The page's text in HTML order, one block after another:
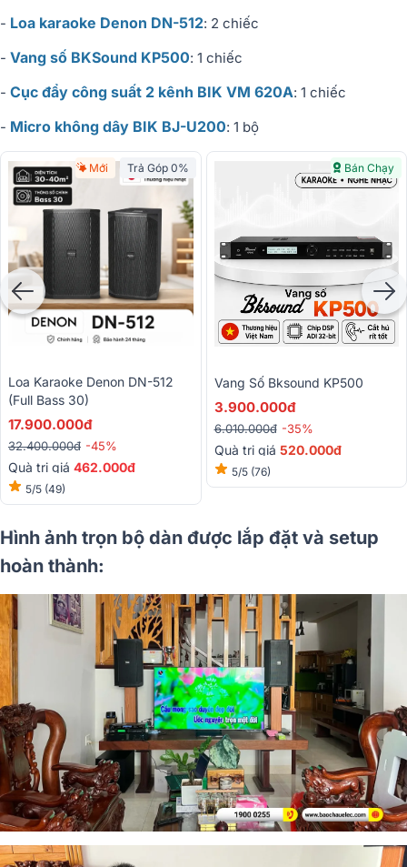
- Loa karaoke Denon DN-512: 2 chiếc
- Vang số BKSound KP500: 1 chiếc
- Cục đẩy công suất 2 kênh BIK VM 620A: 1 chiếc
- Micro không dây BIK BJ-U200: 1 bộ
Mới Trả Góp 0%
Loa Karaoke Denon DN-512
(Full Bass 30)
17.900.000đ
32.400.000đ -45%
Quà trị giá 462.000đ
5/5 (49)
Bán Chạy
Vang Số Bksound KP500
3.900.000đ
6.010.000đ -35%
Quà trị giá 520.000đ
5/5 (76)
Hình ảnh trọn bộ dàn được lắp đặt và setup
hoàn thành: